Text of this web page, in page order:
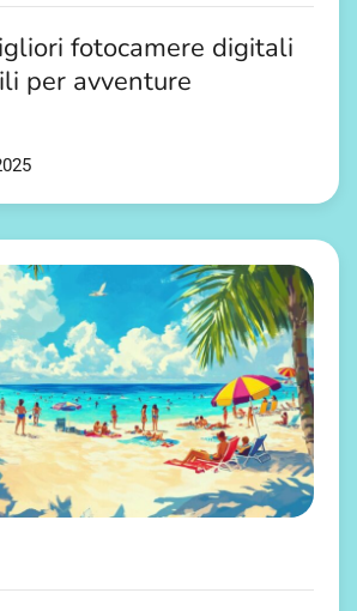
fotocamere digitali
per avventure